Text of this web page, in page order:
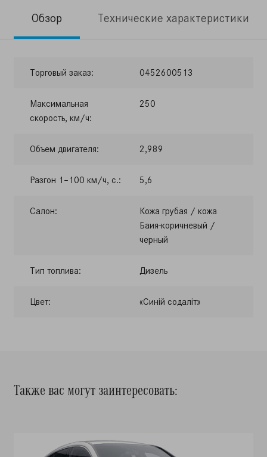
Обзор Технические характеристики
Торговый заказ: 0452600513
Максимальная
скорость, км/ч:
250
Объем двигателя: 2,989
Разгон 1–100 км/ч, с.: 5,6
Салон:
Кожа грубая / кожа
Баия-коричневый /
черный
Тип топлива: Дизель
Цвет: «Синій содаліт»
Также вас могут заинтересовать: